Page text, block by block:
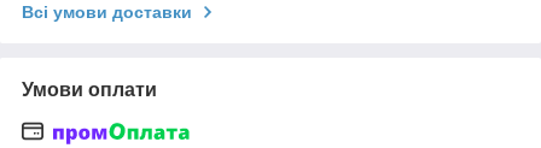
Всі умови доставки
Умови оплати